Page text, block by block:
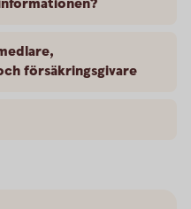
försäkringsgivare